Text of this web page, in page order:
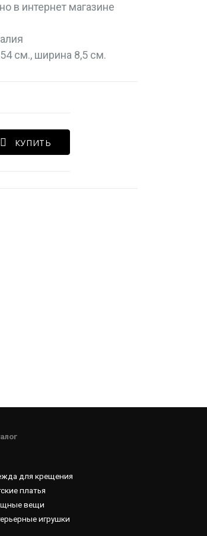
в интернет магазине
см., ширина 8,5 см.
КУПИТЬ
для крещения
платья
вещи
игрушки